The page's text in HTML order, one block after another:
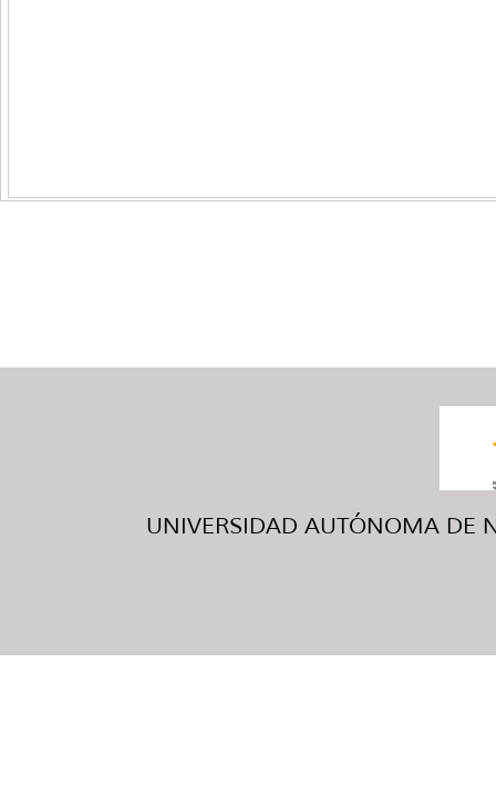
UNIVERSIDAD AUTÓNOMA DE